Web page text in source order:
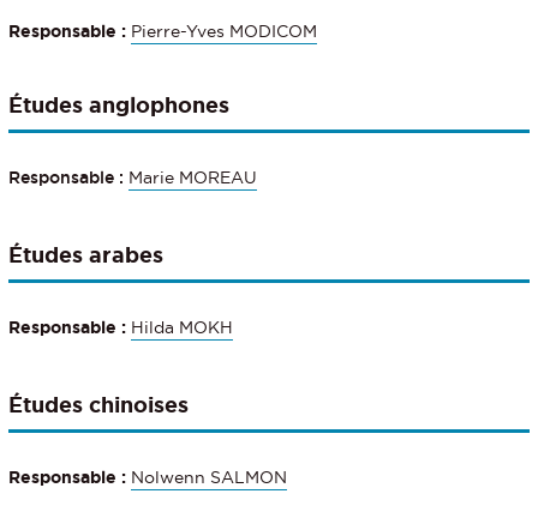
Responsable : Pierre-Yves MODICOM
Études anglophones
Responsable : Marie MOREAU
Études arabes
Responsable : Hilda MOKH
Études chinoises
Responsable : Nolwenn SALMON